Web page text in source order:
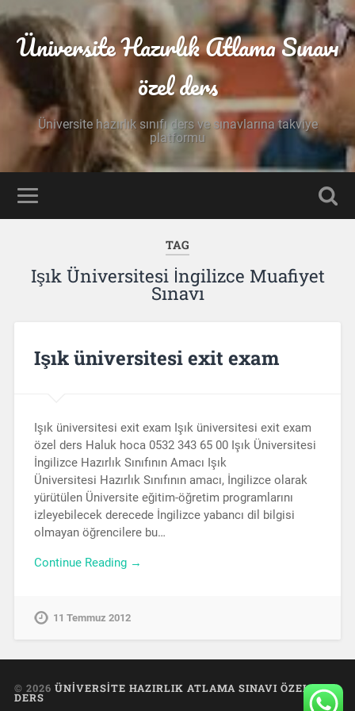
Üniversite Hazırlık Atlama Sınavı
özel ders
Üniversite hazırlık sınıfı ders ve sınavlarına takviye
platformu
TAG
Işık Üniversitesi İngilizce Muafiyet
Sınavı
Işık üniversitesi exit exam
Işık üniversitesi exit exam Işık üniversitesi exit exam
özel ders Haluk hoca 0532 343 65 00 Işık Üniversitesi
İngilizce Hazırlık Sınıfının Amacı Işık
Üniversitesi Hazırlık Sınıfının amacı, İngilizce olarak
yürütülen Üniversite eğitim-öğretim programlarını
izleyebilecek derecede İngilizce yabancı dil bilgisi
olmayan öğrencilere bu…
Continue Reading →
11 Temmuz 2012
© 2026 ÜNIVERSITE HAZIRLIK ATLAMA SINAVI ÖZEL
DERS
UP ↑